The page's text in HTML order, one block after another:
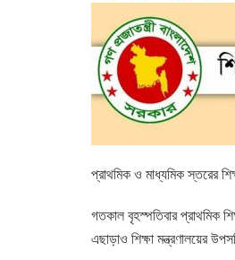
প্রাথমিক ও মাধ্যমিক স্তরের
গতকাল বৃহস্পতিবার প্রাথমিক
এছাড়াও শিক্ষা মন্ত্রণালয়ের